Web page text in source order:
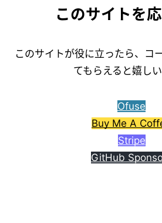
このサイトを
このサイトが役に立ったら、コ
てもらえると嬉しい
Ofuse
Buy Me A
Stripe
GitHub